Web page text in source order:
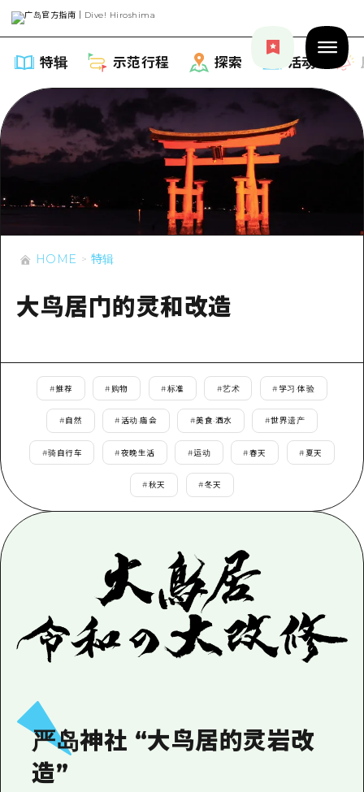
特辑 示范行程 探索 活动
推荐
艺术
骑自行车
购物
运动
夜晚生活
学习·体验
标准
治愈
示范行程
Dive!Hiroshima官方向导
广岛市内
安艺
答对了
美北
艺北
东山口
短途旅行
半天
2晚3天
列表
安艺
答對了
美北
艺北
宫岛周边
爱媛
应时信息
有用的信息
列表
访问访问
设施拥堵
超值的游览门票
行李寄存和运送服务
广岛表情周游券
志愿者指南
HOME
HOME 特辑
大鸟居门的灵和改造
#推荐 # 购物 #标准 #艺术 # 学习·体验
#自然 #活动·庙会 #美食·酒水 #世界遗产
#骑自行车 #夜晚生活 #运动 #春天 # 夏天
#秋天 #冬天
严岛神社 “大鸟居的灵岩改
造”